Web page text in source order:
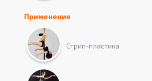
Применение
Стрип-пластика